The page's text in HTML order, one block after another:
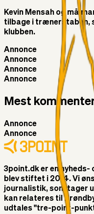
Kevin Mensah og
tilbage i trænerstaben,
klubben.
Annonce
Annonce
Annonce
Annonce
Mest
Annonce
Annonce
3point.dk er en nyheds-
blev stiftet i 2014. Vi
journalistik, som tager
kan relateres til
udtales "tre-point-